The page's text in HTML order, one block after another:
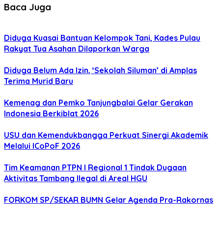
Baca Juga
Diduga Kuasai Bantuan Kelompok Tani, Kades Pulau
Rakyat Tua Asahan Dilaporkan Warga
Diduga Belum Ada Izin, ‘Sekolah Siluman’ di Amplas
Terima Murid Baru
Kemenag dan Pemko Tanjungbalai Gelar Gerakan
Indonesia Berkiblat 2026
USU dan Kemendukbangga Perkuat Sinergi Akademik
Melalui ICoPoF 2026
Tim Keamanan PTPN I Regional 1 Tindak Dugaan
Aktivitas Tambang llegal di Areal HGU
FORKOM SP/SEKAR BUMN Gelar Agenda Pra-Rakornas